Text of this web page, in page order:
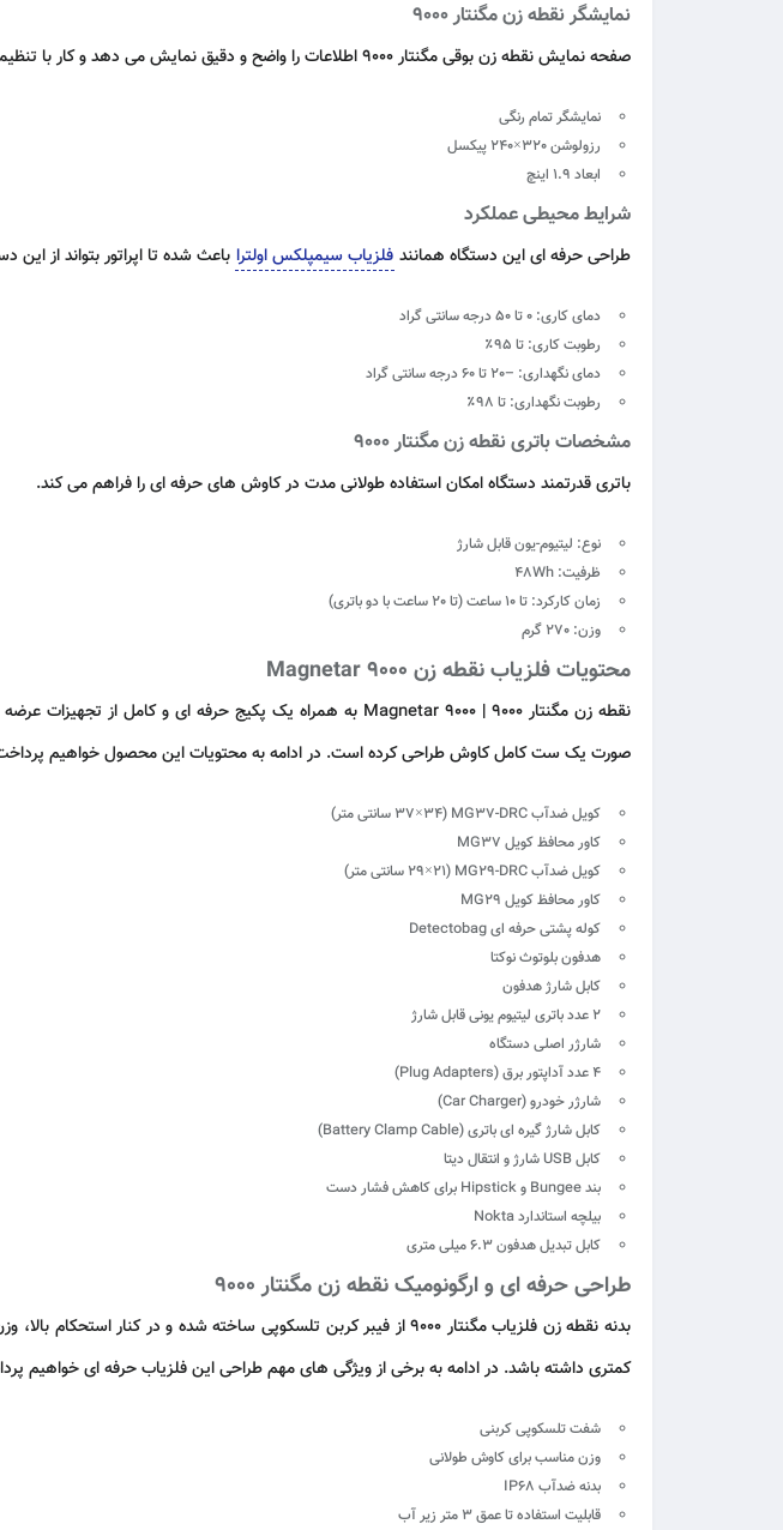
نمایشگر نقطه زن مگنتار 9000
صفحه نمایش نقطه زن بوقی مگنتار 9000 اطلاعات را واضح و دقیق نمایش می دهد و کار با تنظیمات را ساده تر می کند.
نمایشگر تمام رنگی
رزولوشن 320×240 پیکسل
ابعاد 1.9 اینچ
شرایط محیطی عملکرد
طراحی حرفه ای این دستگاه همانند فلزیاب سیمپلکس اولترا باعث شده تا اپراتور بتواند از
دمای کاری: 0 تا 50 درجه سانتی گراد
رطوبت کاری: تا 95٪
دمای نگهداری: –20 تا 60 درجه سانتی گراد
رطوبت نگهداری: تا 98٪
مشخصات باتری نقطه زن مگنتار 9000
باتری قدرتمند دستگاه امکان استفاده طولانی مدت در کاوش های حرفه ای را فراهم می کند.
نوع: لیتیوم-یون قابل شارژ
ظرفیت: 48Wh
زمان کارکرد: تا 10 ساعت (تا 20 ساعت با دو باتری)
وزن: 270 گرم
محتویات فلزیاب نقطه زن Magnetar 9000
نقطه زن مگنتار 9000 | Magnetar 9000 به همراه یک پکیج حرفه ای و کامل از تجهیزات عرضه می شود که نیاز کاربر را از همان ابتدا پوشش می دهد. شرکت
صورت یک ست کامل کاوش طراحی کرده است. در ادامه به محتویات این محصول خواهیم
کویل ضدآب MG37-DRC (37×34 سانتی متر)
کاور محافظ کویل MG37
کویل ضدآب MG29-DRC (29×21 سانتی متر)
کاور محافظ کویل MG29
کوله پشتی حرفه ای Detectobag
هدفون بلوتوث نوکتا
کابل شارژ هدفون
۲ عدد باتری لیتیوم یونی قابل شارژ
شارژر اصلی دستگاه
۴ عدد آداپتور برق (Plug Adapters)
شارژر خودرو (Car Charger)
کابل شارژ گیره ای باتری (Battery Clamp Cable)
کابل USB شارژ و انتقال دیتا
بند Bungee و Hipstick برای کاهش فشار دست
بیلچه استاندارد Nokta
کابل تبدیل هدفون 6.3 میلی متری
طراحی حرفه ای و ارگونومیک نقطه زن مگنتار 9000
بدنه نقطه زن فلزیاب مگنتار 9000 از فیبر کربن تلسکوپی ساخته شده و
کمتری داشته باشد. در ادامه به برخی از ویژگی های مهم طراحی این فلزیاب حرفه ای خواهیم
شفت تلسکوپی کربنی
وزن مناسب برای کاوش طولانی
بدنه ضدآب IP68
قابلیت استفاده تا عمق ۳ متر زیر آب